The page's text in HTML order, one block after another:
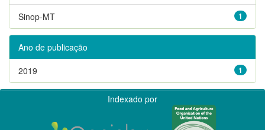
1
Sinop-MT
Ano de publicação
1
2019
Indexado por